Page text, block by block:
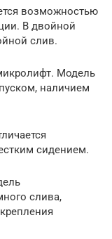
возможностью
В двойной
слив.
Модель
наличием
сидением.
слива,